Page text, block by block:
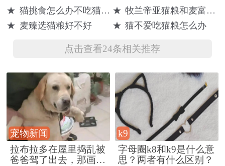
防队员上门破
拆
假售假团伙抓
获20人
当场卖萌，用
可爱换猫粮
★ 猫挑食怎么办不吃猫粮怎么办 ★ 牧兰帝亚猫粮和麦富迪哪个好
★ 麦臻选猫粮好不好 ★ 猫不爱吃猫粮怎么办
点击查看24条相关推荐
宠物新闻
拉布拉多在屋里捣乱被
爸爸驾了出去，那画面
k9
字母圈k8和k9是什么意
思？两者有什么区别？